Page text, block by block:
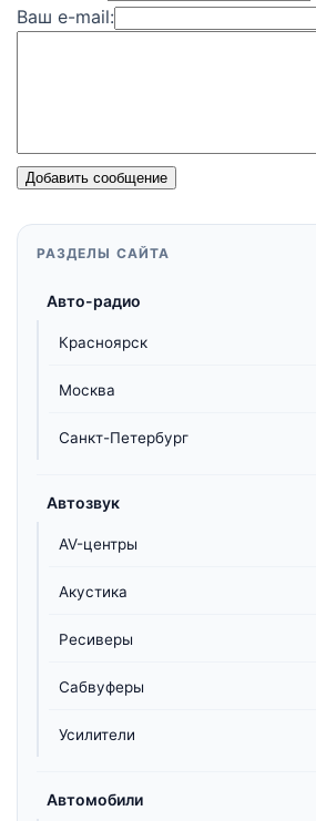
Ваш e-mail:
Добавить сообщение
РАЗДЕЛЫ САЙТА
Авто-радио
Красноярск
Москва
Санкт-Петербург
Автозвук
AV-центры
Акустика
Ресиверы
Сабвуферы
Усилители
Автомобили